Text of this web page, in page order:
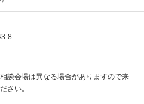
8
談会場は異なる場合がありますので来
さい。